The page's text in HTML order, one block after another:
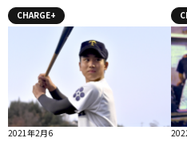
CHARGE+
2021年2月6